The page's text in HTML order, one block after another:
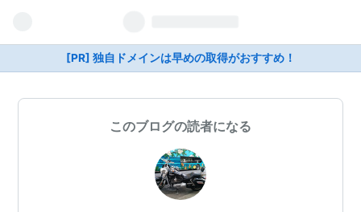
[PR] 独自ドメインは早めの取得がおすすめ！
このブログの読者になる